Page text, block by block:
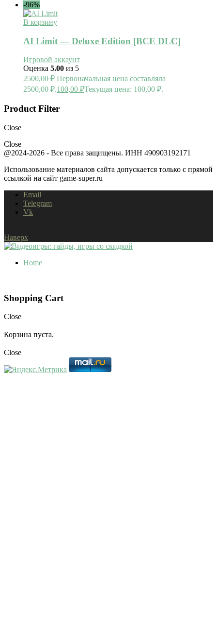
-96%
В корзину
AI Limit — Deluxe Edition [ВСЕ DLC]
Игровой аккаунт
Оценка 5.00 из 5
2500,00₽ Первоначальная цена составляла
2500,00 ₽.100,00 ₽Текущая цена: 100,00 ₽.
Product Filter
Close
Close
@2024-2026 - Все права защищены. ИНН 490903192171
Использование материалов сайта допускается только с прямой
ссылкой на сайт game-super.ru
Email
Telegram
Vk
Наверх
Home
Shopping Cart
Close
Корзина пуста.
Close